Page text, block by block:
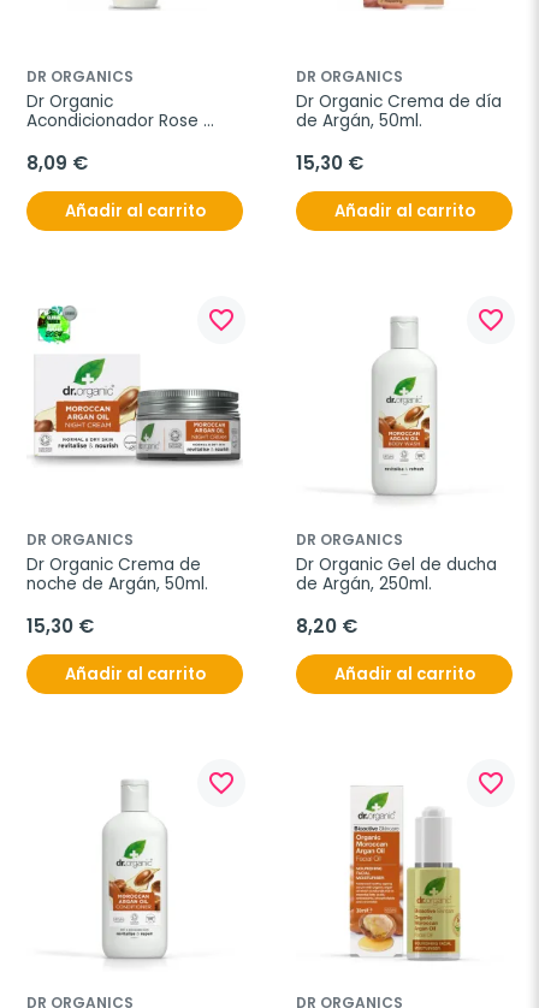
DR ORGANICS
Dr Organic
Acondicionador Rose
8,09 €
Añadir al carrito
DR ORGANICS
Dr Organic Crema de día
de Argán, 50ml.
15,30 €
Añadir al carrito
favorite_border
DR ORGANICS
Dr Organic Crema de
noche de Argán, 50ml.
15,30 €
Añadir al carrito
favorite_border
DR ORGANICS
Dr Organic Gel de ducha
de Argán, 250ml.
8,20 €
Añadir al carrito
favorite_border
DR ORGANICS
favorite_border
DR ORGANICS